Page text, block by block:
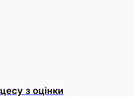
з оцінки